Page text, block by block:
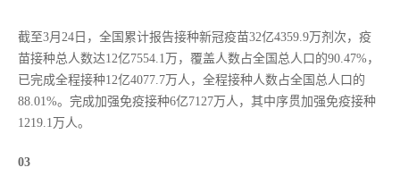
截至3月24日，全国累计报告接种新冠疫苗32亿4359.9万剂次，疫
苗接种总人数达12亿7554.1万，覆盖人数占全国总人口的90.47%，
已完成全程接种12亿4077.7万人，全程接种人数占全国总人口的
88.01%。完成加强免疫接种6亿7127万人，其中序贯加强免疫接种
1219.1万人。
03